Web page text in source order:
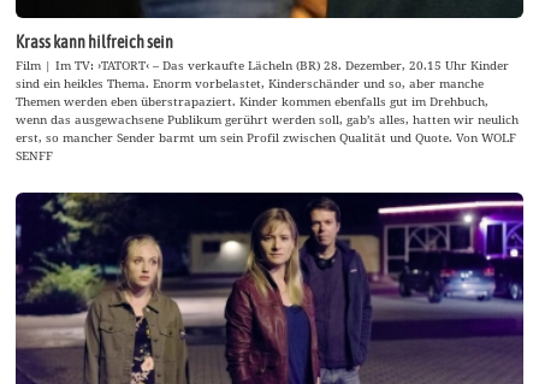
Krass kann hilfreich sein
Film | Im TV: ›TATORT‹ – Das verkaufte Lächeln (BR) 28. Dezember, 20.15 Uhr Kinder
sind ein heikles Thema. Enorm vorbelastet, Kinderschänder und so, aber manche
Themen werden eben überstrapaziert. Kinder kommen ebenfalls gut im Drehbuch,
wenn das ausgewachsene Publikum gerührt werden soll, gab’s alles, hatten wir neulich
erst, so mancher Sender barmt um sein Profil zwischen Qualität und Quote. Von WOLF
SENFF